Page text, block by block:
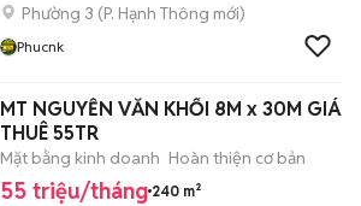
Phường 3 (P. Hạnh Thông mới)
Phucnk
MT NGUYỄN VĂN KHỐI 8M x 30M GIÁ
THUÊ 55TR
Mặt bằng kinh doanh Hoàn thiện cơ bản
55 triệu/tháng 240 m²